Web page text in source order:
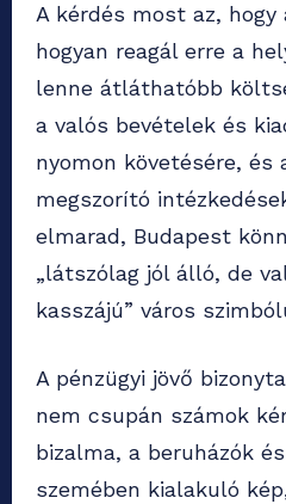
A kérdés most az, hogy
hogyan reagál erre a
lenne átláthatóbb
a valós bevételek és
nyomon követésére, és
megszorító
elmarad, Budapest
„látszólag jól álló, de
kasszájú” város
A pénzügyi jövő
nem csupán számok
bizalma, a beruházók
szemében kialakuló